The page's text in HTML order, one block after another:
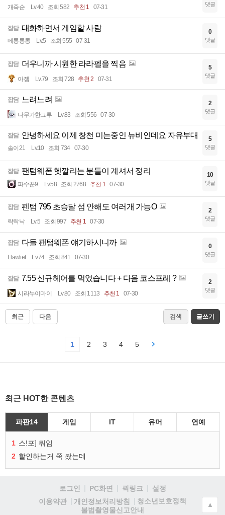
개죽순 Lv.40 조회 582 추천 1 07-31 댓글
잡담 대화하면서 게임할 사람
메롱롱롱 Lv.5 조회 555 07-31
0
댓글
잡담 더우니까 시원한 라라펠을 찍음
아젬 Lv.79 조회 728 추천 2 07-31
5
댓글
잡담 느려느려
나무가한그루 Lv.83 조회 556 07-30
2
댓글
잡담 안녕하세요 이제 창천 미는중인 뉴비인데요 자유부대
솔이21 Lv.10 조회 734 07-30
5
댓글
잡담 팬텀웨폰 헷깔리는 분들이 계셔서 정리
파수꾼9 Lv.58 조회 2768 추천 1 07-30
10
댓글
잡담 펜텀 795 초승달 섬 안해도 여러개 가능O
락락낙 Lv.5 조회 997 추천 1 07-30
2
댓글
잡담 다들 팬텀웨폰 얘기하시니까
Llawliet Lv.74 조회 841 07-30
0
댓글
잡담 7.55 신규헤어를 먹었습니다 + 다음 코스프레 ?
시라누이마이 Lv.80 조회 1113 추천 1 07-30
2
댓글
최근 다음 검색 글쓰기
1 2 3 4 5
최근 HOT한 콘텐츠
파판14 게임 IT 유머 연예
1 스!포] 뭐임
2 할인하는거 쭉 봤는데
로그인 PC화면 퀵링크
설정
이용약관
개인정보처리방침
청소년보호정책
불법촬영물신고안내
▲